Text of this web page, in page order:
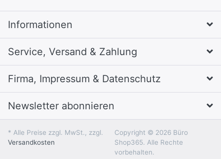
Informationen
Service, Versand & Zahlung
Firma, Impressum & Datenschutz
Newsletter abonnieren
* Alle Preise zzgl. MwSt., zzgl.
Versandkosten
Copyright © 2026 Büro
Shop365. Alle Rechte
vorbehalten.